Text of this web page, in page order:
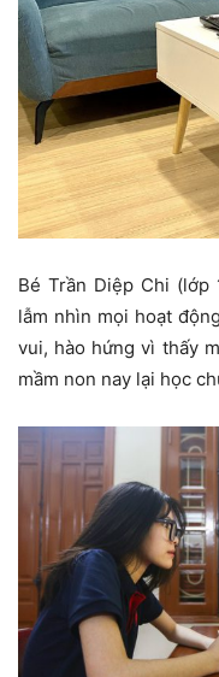
Bé Trần Diệp Chi (lớp
lẫm nhìn mọi hoạt
vui, hào hứng vì thấy
mầm non nay lại học